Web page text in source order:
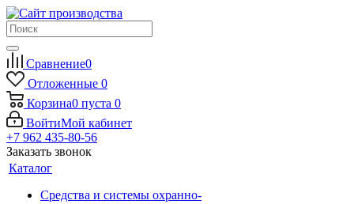
Сравнение0
Отложенные 0
Корзина0 пуста 0
ВойтиМой кабинет
+7 962 435-80-56
Заказать звонок
Каталог
Средства и системы охранно-